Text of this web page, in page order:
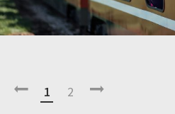
1 2